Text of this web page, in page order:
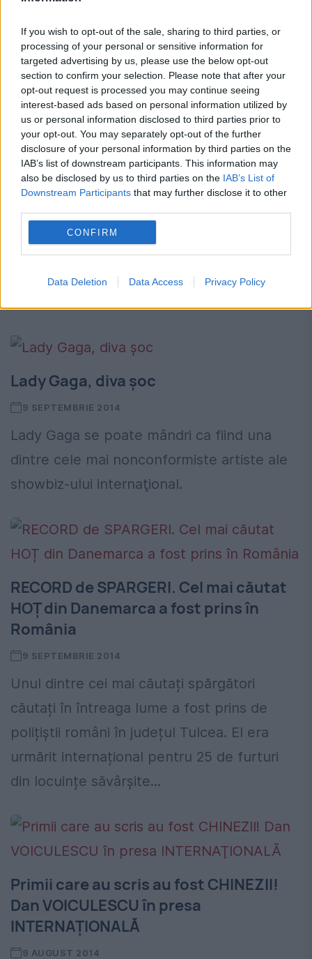
If you wish to opt-out of the sale, sharing to third parties, or
processing of your personal or sensitive information for
targeted advertising by us, please use the below opt-out
section to confirm your selection. Please note that after your
opt-out request is processed you may continue seeing
interest-based ads based on personal information utilized by
us or personal information disclosed to third parties prior to
your opt-out. You may separately opt-out of the further
disclosure of your personal information by third parties on the
IAB’s list of downstream participants. This information may
also be disclosed by us to third parties on the IAB’s List of
Downstream Participants that may further disclose it to other
CONFIRM
Data Deletion Data Access Privacy Policy
Şase medalii pentru lotul olimpic al
României la Olimpiada Internaţională
de Astronomie
22 OCTOMBRIE 2014
Lotul olimpic de astronomie al României a
obţinut şase medalii - o medalie de aur,
două medalii de argint şi trei medalii de
Lady Gaga, diva șoc
9 SEPTEMBRIE 2014
Lady Gaga se poate mândri ca fiind una
dintre cele mai nonconformiste artiste ale
showbiz-ului internaţional.
RECORD de SPARGERI. Cel mai căutat
HOȚ din Danemarca a fost prins în
România
9 SEPTEMBRIE 2014
Unul dintre cei mai căutați spărgători
căutați în întreaga lume a fost prins de
polițiștii români în județul Tulcea. El era
urmărit internațional pentru 25 de furturi
din locuințe săvârșite...
Primii care au scris au fost CHINEZII!
Dan VOICULESCU în presa
INTERNAŢIONALĂ
9 AUGUST 2014